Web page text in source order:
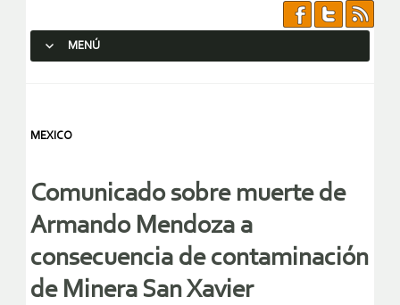
MENÚ
MEXICO
Comunicado sobre muerte de
Armando Mendoza a
consecuencia de contaminación
de Minera San Xavier